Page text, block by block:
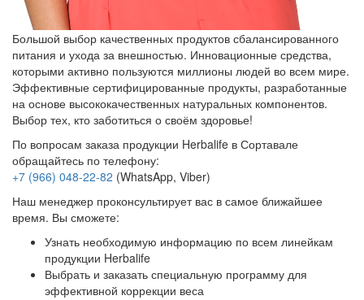
Большой выбор качественных продуктов сбалансированного
питания и ухода за внешностью. Инновационные средства,
которыми активно пользуются миллионы людей во всем мире.
Эффективные сертифицированные продукты, разработанные
на основе высококачественных натуральных компонентов.
Выбор тех, кто заботиться о своём здоровье!
По вопросам заказа продукции Herbalife в Сортавале
обращайтесь по телефону:
+7 (966) 048-22-82 (WhatsApp, Viber)
Наш менеджер проконсультирует вас в самое ближайшее
время. Вы сможете:
Узнать необходимую информацию по всем линейкам
продукции Herbalife
Выбрать и заказать специальную программу для
эффективной коррекции веса